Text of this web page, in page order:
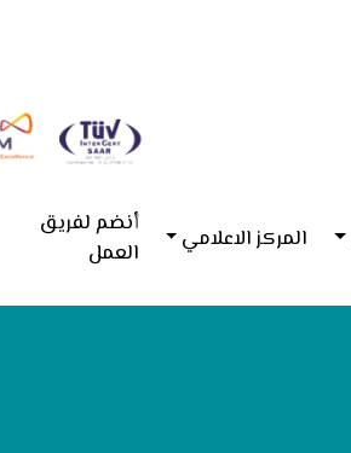
المركز الاعلامي
أنضم لفريق
العمل